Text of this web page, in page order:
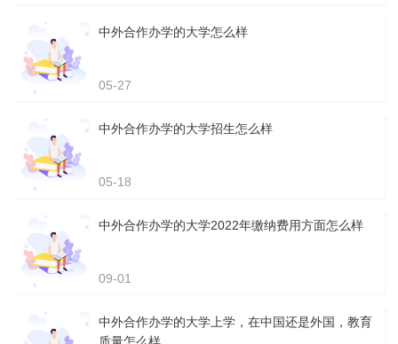
中外合作办学的大学怎么样
05-27
中外合作办学的大学招生怎么样
05-18
中外合作办学的大学2022年缴纳费用方面怎么样
09-01
中外合作办学的大学上学，在中国还是外国，教育